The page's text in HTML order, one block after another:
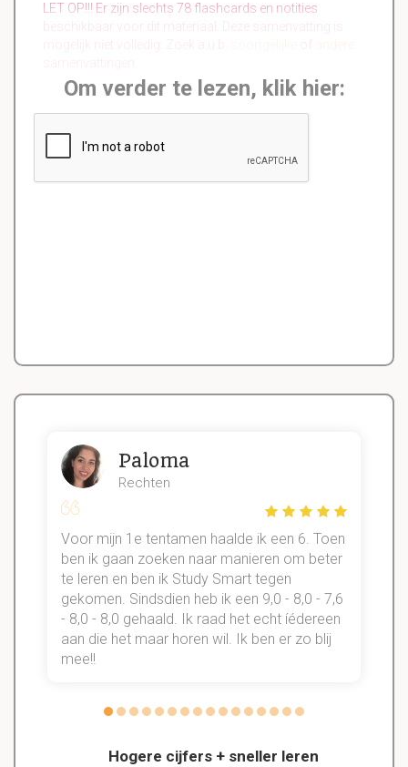
LET OP!!! Er zijn slechts 78 flashcards en notities
beschikbaar voor dit materiaal. Deze samenvatting is
Om verder te lezen, klik hier:
Hogere cijfers + sneller leren
Paloma
Rechten
Voor mijn 1e tentamen haalde ik een 6. Toen
ben ik gaan zoeken naar manieren om beter
te leren en ben ik Study Smart tegen
gekomen. Sindsdien heb ik een 9,0 - 8,0 - 7,6
- 8,0 - 8,0 gehaald. Ik raad het echt íédereen
aan die het maar horen wil. Ik ben er zo blij
mee!!